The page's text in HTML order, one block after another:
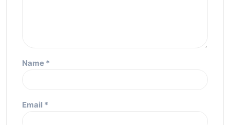
Name *
Email *